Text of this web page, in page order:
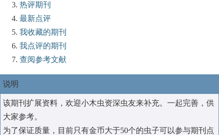
热评期刊
最新点评
我收藏的期刊
我点评的期刊
查阅参考文献
说明
该期刊扩展资料，欢迎小木虫资深虫友来补充。一起完善，供
大家参考。
为了保证质量，目前只有金币大于50个的虫子可以参与期刊点